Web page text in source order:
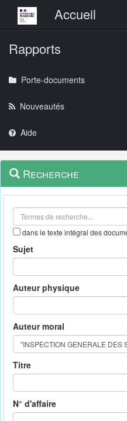
Menu principalAccueil
Rapports
Porte-documents
Nouveautés
Aide
Navigation
outils
Menu
contextuel
Recherche
dans le texte intégral des
Sujet
Auteur physique
Auteur moral
Titre
N° d'affaire